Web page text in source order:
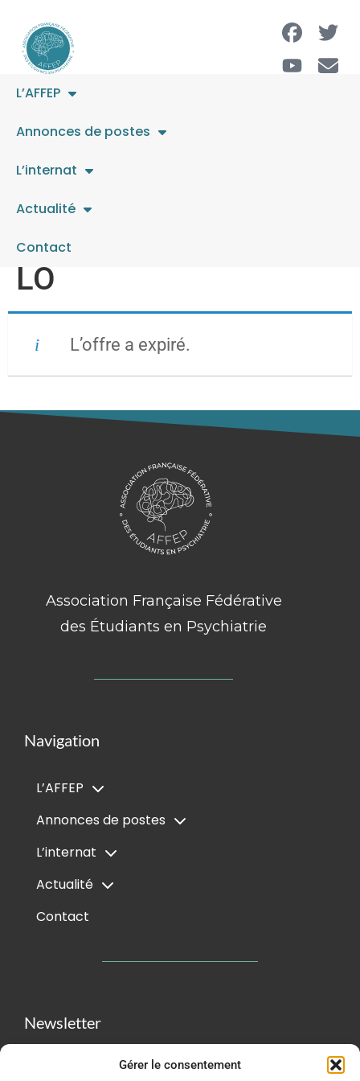
Gérer le consentement
L’AFFEP
Annonces de postes
L’internat
Actualité
Contact
MEDECIN
PSYCHIATRE H/F –
Filière urgences
psychiatriques – ST
LO
L’offre a expiré.
Association Française Fédérative
des Étudiants en Psychiatrie
Navigation
L’AFFEP
Annonces de postes
L’internat
Actualité
Contact
Newsletter